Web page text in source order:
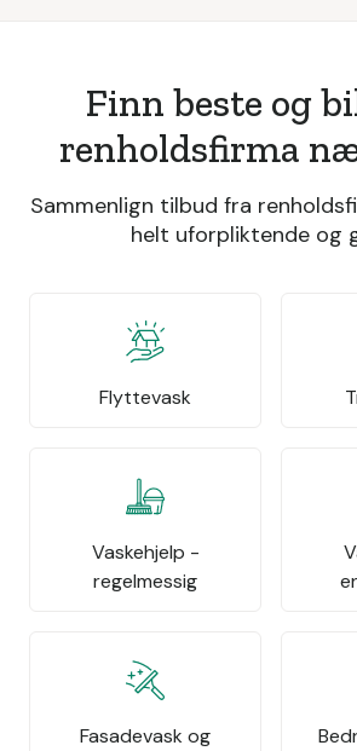
Finn beste og
renholdsfirma
Sammenlign tilbud fra
helt uforpliktende og
Flyttevask
Vaskehjelp -
regelmessig
Fasadevask og